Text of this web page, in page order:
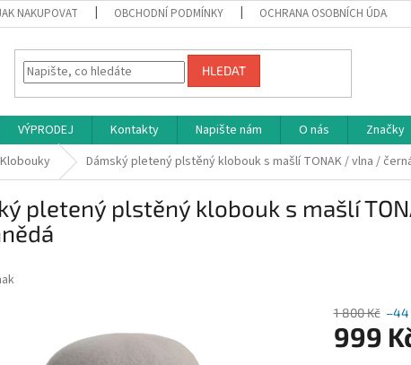
NAKUPOVAT OBCHODNÍ PODMÍNKY OCHRANA OSOBNÍCH ÚDAJŮ
HLEDAT
VÝPRODEJ Kontakty Napište nám O nás
Značky
Dámský pletený plstěný klobouk s mašlí TONAK / vlna /
pletený plstěný klobouk s mašlí
1 800 Kč –44
999